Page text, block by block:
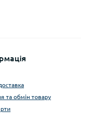
та обмін товару